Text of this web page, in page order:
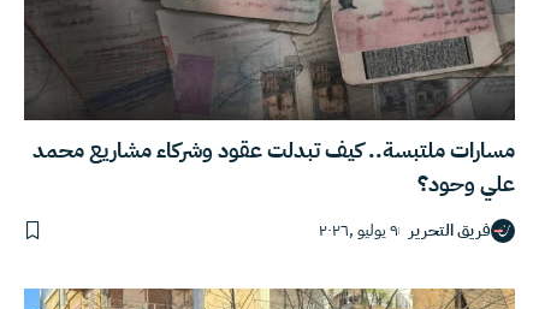
مسارات ملتبسة.. كيف تبدلت عقود وشركاء مشاريع محمد
علي وحود؟
فريق التحرير ٩ يوليو ,٢٠٢٦